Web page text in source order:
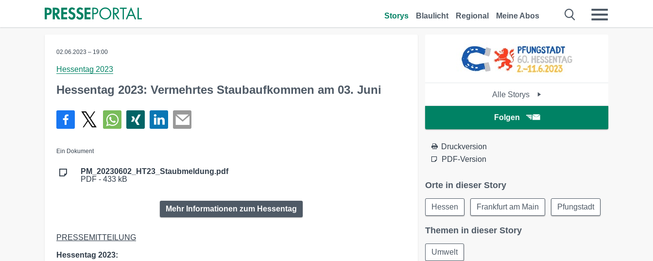
Storys Blaulicht Regional Meine Abos
02.06.2023 – 19:00
Hessentag 2023
Hessentag 2023: Vermehrtes Staubaufkommen am 03. Juni
Ein Dokument
PM_20230602_HT23_Staubmeldung.pdf
PDF - 433 kB
Mehr Informationen zum Hessentag
PRESSEMITTEILUNG
Hessentag 2023:
Alle Storys
Folgen
Druckversion
PDF-Version
Orte in dieser Story
Hessen Frankfurt am Main Pfungstadt
Themen in dieser Story
Umwelt